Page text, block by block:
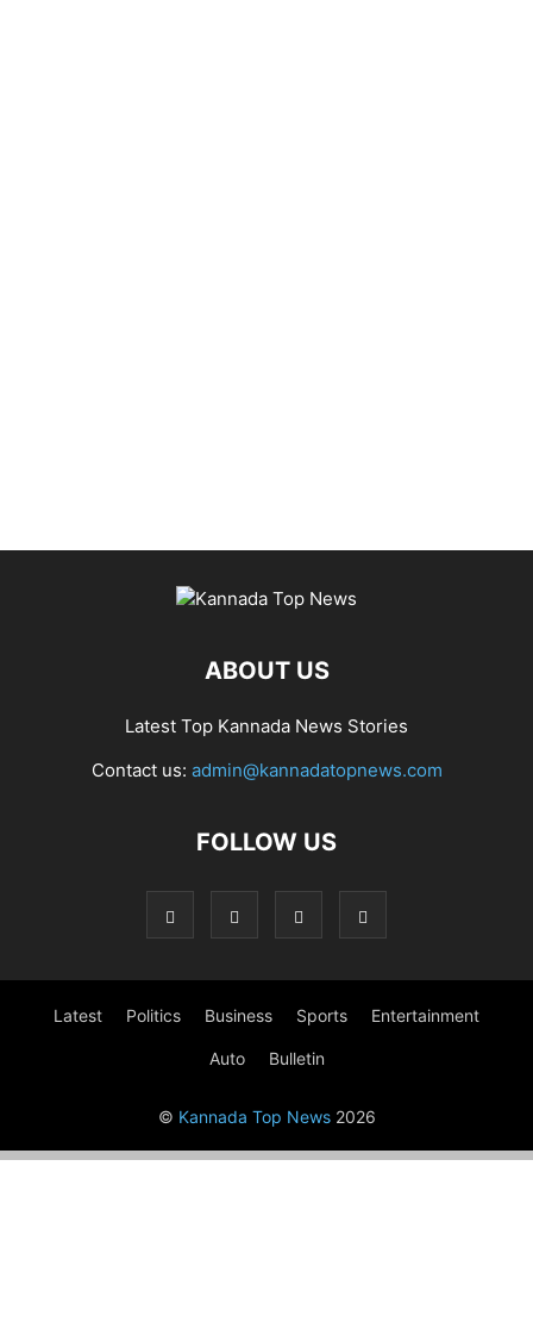
ABOUT US
Latest Top Kannada News Stories
Contact us: admin@kannadatopnews.com
FOLLOW US
Latest Politics Business Sports Entertainment
Auto Bulletin
© Kannada Top News2026